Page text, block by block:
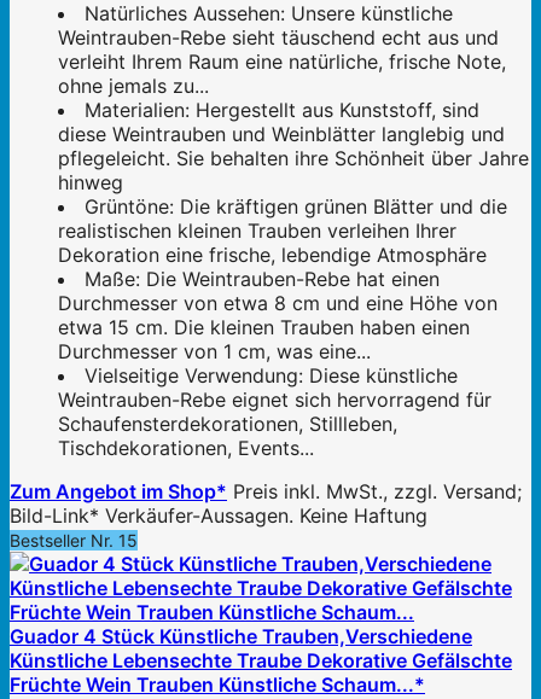
Natürliches Aussehen: Unsere künstliche
Weintrauben-Rebe sieht täuschend echt aus und
verleiht Ihrem Raum eine natürliche, frische Note,
ohne jemals zu...
Materialien: Hergestellt aus Kunststoff, sind
diese Weintrauben und Weinblätter langlebig und
pflegeleicht. Sie behalten ihre Schönheit über Jahre
hinweg
Grüntöne: Die kräftigen grünen Blätter und die
realistischen kleinen Trauben verleihen Ihrer
Dekoration eine frische, lebendige Atmosphäre
Maße: Die Weintrauben-Rebe hat einen
Durchmesser von etwa 8 cm und eine Höhe von
etwa 15 cm. Die kleinen Trauben haben einen
Durchmesser von 1 cm, was eine...
Vielseitige Verwendung: Diese künstliche
Weintrauben-Rebe eignet sich hervorragend für
Schaufensterdekorationen, Stillleben,
Tischdekorationen, Events...
Zum Angebot im Shop* Preis inkl. MwSt., zzgl. Versand;
Bild-Link* Verkäufer-Aussagen. Keine Haftung
Bestseller Nr. 15
Guador 4 Stück Künstliche Trauben,Verschiedene
Künstliche Lebensechte Traube Dekorative Gefälschte
Früchte Wein Trauben Künstliche Schaum...*